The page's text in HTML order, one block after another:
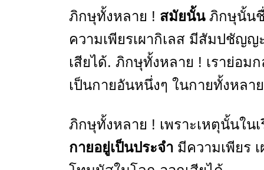
ภิกษุทั้งหลาย ! สมัยนั้นภิกษุนั้น
ความเพียรเผากิเลส มีสัมปชัญ
เสียได้. ภิกษุทั้งหลาย ! เราย่อม
เป็นกายอันหนึ่งๆ ในกายทั้งหลา
ภิกษุทั้งหลาย ! เพราะเหตุนั้นใน
กายอยู่เป็นประจำ มีความเพียร